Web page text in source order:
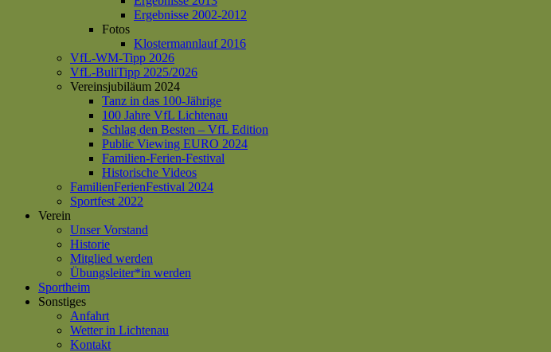
Ergebnisse 2002-2012
Fotos
Klostermannlauf 2016
VfL-WM-Tipp 2026
VfL-BuliTipp 2025/2026
Vereinsjubiläum 2024
Tanz in das 100-Jährige
100 Jahre VfL Lichtenau
Schlag den Besten – VfL Edition
Public Viewing EURO 2024
Familien-Ferien-Festival
Historische Videos
FamilienFerienFestival 2024
Sportfest 2022
Verein
Unser Vorstand
Historie
Mitglied werden
Übungsleiter*in werden
Sportheim
Sonstiges
Anfahrt
Wetter in Lichtenau
Kontakt